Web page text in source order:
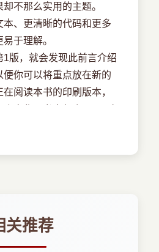
不那么实用的主题。
、更清晰的代码和更多
于理解。
，就会发现此前言介绍
便你可以将重点放在新的
阅读本书的印刷版本，
变化：书中包含了100多
的，所以很难看到隐藏在
然变化中的重要基础思
关推荐